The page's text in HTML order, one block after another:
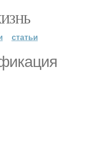
статьи